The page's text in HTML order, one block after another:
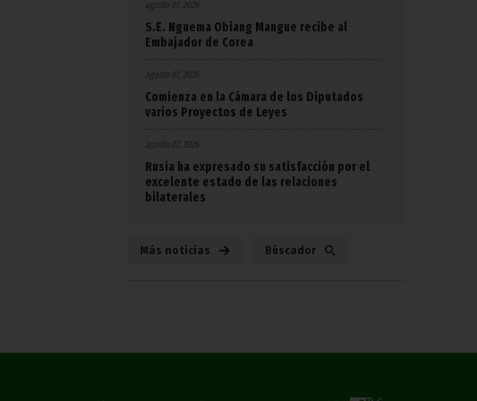
agosto 07, 2026
S.E. Nguema Obiang Mangue recibe al
Embajador de Corea
agosto 07, 2026
Comienza en la Cámara de los Diputados
varios Proyectos de Leyes
agosto 07, 2026
Rusia ha expresado su satisfacción por el
excelente estado de las relaciones
bilaterales
Más noticias Búscador